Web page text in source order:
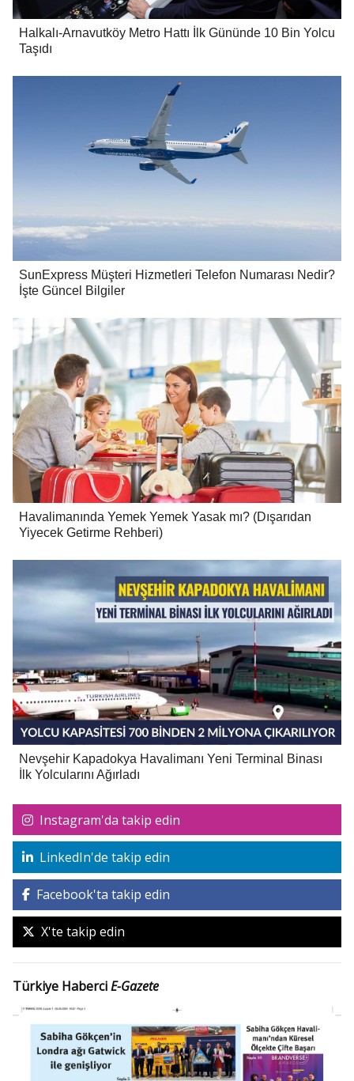
Halkalı-Arnavutköy Metro Hattı İlk Gününde 10 Bin Yolcu
Taşıdı
SunExpress Müşteri Hizmetleri Telefon Numarası Nedir?
İşte Güncel Bilgiler
Havalimanında Yemek Yemek Yasak mı? (Dışarıdan
Yiyecek Getirme Rehberi)
Nevşehir Kapadokya Havalimanı Yeni Terminal Binası
İlk Yolcularını Ağırladı
Instagram'da takip edin
LinkedIn'de takip edin
Facebook'ta takip edin
X'te takip edin
Türkiye HaberciE-Gazete